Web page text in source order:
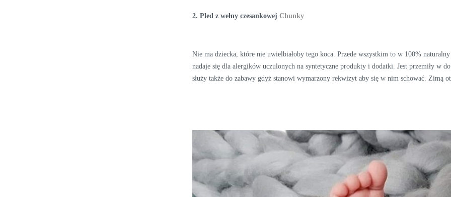
2. Pled z wełny czesankowej Chunky
Nie ma dziecka, które nie uwielbiałoby tego koca. Przede wszystkim to w 100%
nadaje się dla alergików uczulonych na syntetyczne produkty i dodatki. Jest przemiły w
służy także do zabawy gdyż stanowi wymarzony rekwizyt aby się w nim schować. Zimą